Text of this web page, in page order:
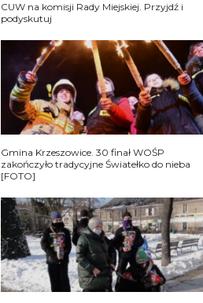
CUW na komisji Rady Miejskiej. Przyjdź i
podyskutuj
Gmina Krzeszowice. 30 finał WOŚP
zakończyło tradycyjne Światełko do nieba
[FOTO]